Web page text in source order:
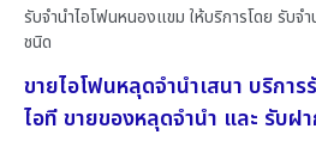
รับจำนำไอโฟนหนองแขม ให้บริการโดย รับจํ
ชนิด
ขายไอโฟนหลุดจำนำเสนา บริกา
ไอที ขายของหลุดจำนำ และ รับฝ